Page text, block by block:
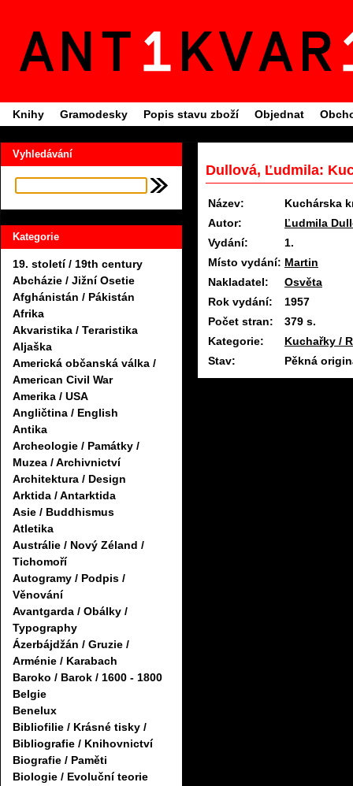
Knihy Gramodesky Popis stavu zboží Objednat
Vyhledávání
Kategorie
19. století / 19th century
Abcházie / Jižní Osetie
Afghánistán / Pákistán
Afrika
Akvaristika / Teraristika
Aljaška
Americká občanská válka /
American Civil War
Amerika / USA
Angličtina / English
Antika
Archeologie / Památky /
Muzea / Archivnictví
Architektura / Design
Arktida / Antarktida
Asie / Buddhismus
Atletika
Austrálie / Nový Zéland /
Tichomoří
Autogramy / Podpis /
Věnování
Avantgarda / Obálky /
Typography
Ázerbájdžán / Gruzie /
Arménie / Karabach
Baroko / Barok / 1600 - 1800
Belgie
Benelux
Bibliofilie / Krásné tisky /
Bibliografie / Knihovnictví
Biografie / Paměti
Biologie / Evoluční teorie
Dullová, Ľudmila:
Název:
Kuchárska
Autor:
Ľudmila
Vydání:
1.
Místo vydání: Martin
Nakladatel:
Osvěta
Rok vydání:
1957
Počet stran:
379 s.
Kategorie:
Kuchařky /
Stav:
Pěkná